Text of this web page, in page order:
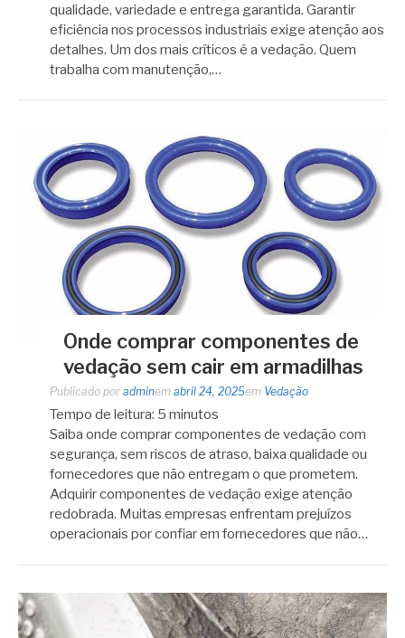
qualidade, variedade e entrega garantida. Garantir
eficiência nos processos industriais exige atenção aos
detalhes. Um dos mais críticos é a vedação. Quem
trabalha com manutenção,…
Onde comprar componentes de
vedação sem cair em armadilhas
Publicado por adminem abril 24, 2025em Vedação
Tempo de leitura: 5 minutos
Saiba onde comprar componentes de vedação com
segurança, sem riscos de atraso, baixa qualidade ou
fornecedores que não entregam o que prometem.
Adquirir componentes de vedação exige atenção
redobrada. Muitas empresas enfrentam prejuízos
operacionais por confiar em fornecedores que não…